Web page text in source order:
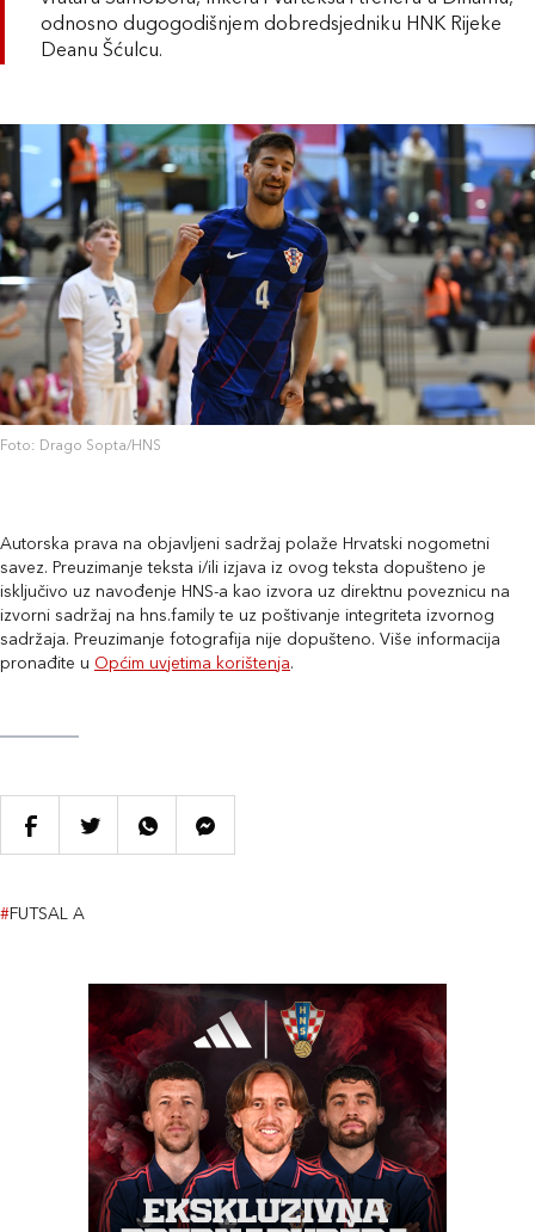
odnosno dugogodišnjem dobredsjedniku HNK Rijeke
Deanu Šćulcu.
Foto: Drago Sopta/HNS
Autorska prava na objavljeni sadržaj polaže Hrvatski nogometni
savez. Preuzimanje teksta i/ili izjava iz ovog teksta dopušteno je
isključivo uz navođenje HNS-a kao izvora uz direktnu poveznicu na
izvorni sadržaj na hns.family te uz poštivanje integriteta izvornog
sadržaja. Preuzimanje fotografija nije dopušteno. Više informacija
pronađite u Općim uvjetima korištenja.
#FUTSAL A